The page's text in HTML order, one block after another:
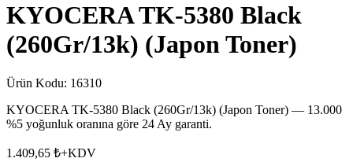
KYOCERA TK-5380 Black
(260Gr/13k) (Japon Toner)
Ürün Kodu: 16310
KYOCERA TK-5380 Black (260Gr/13k) (Japon Toner) — 13.000
%5 yoğunluk oranına göre 24 Ay garanti.
1.409,65 ₺+KDV